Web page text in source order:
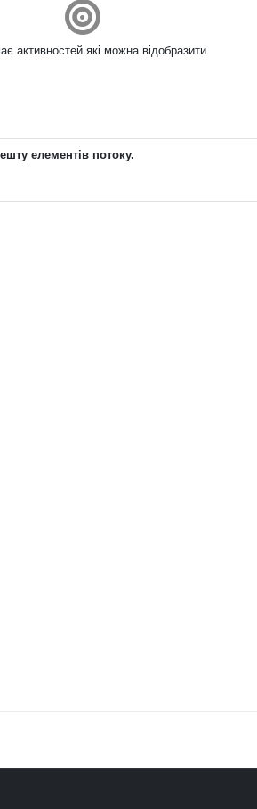
активностей які можна відобразити
елементів потоку.